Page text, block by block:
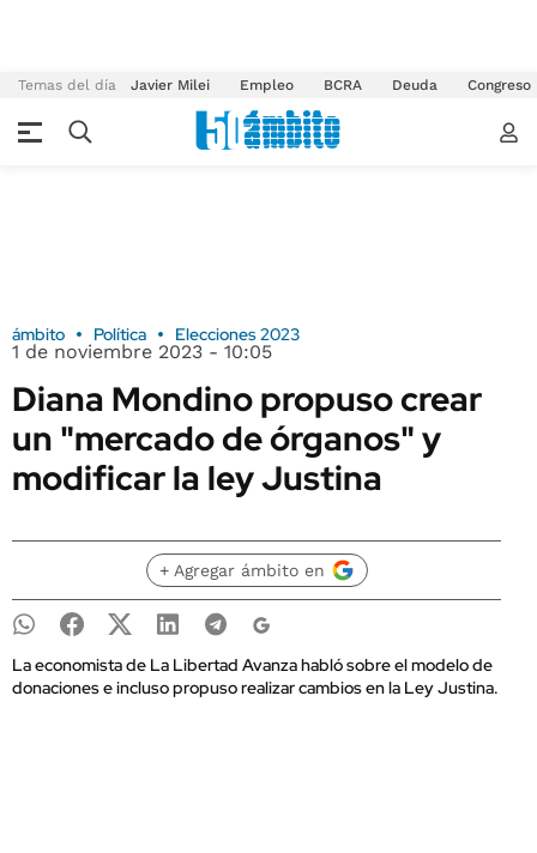
Temas del día Javier Milei Empleo BCRA Deuda Congreso
ámbito Política Elecciones 2023
1 de noviembre 2023 - 10:05
Diana Mondino propuso crear
un "mercado de órganos" y
modificar la ley Justina
+ Agregar ámbito en
La economista de La Libertad Avanza habló sobre el modelo de
donaciones e incluso propuso realizar cambios en la Ley Justina.